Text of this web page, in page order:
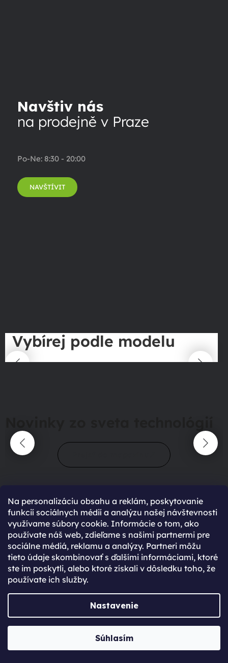
Na personalizáciu obsahu a reklám, poskytovanie
funkcií sociálnych médií a analýzu našej návštevnosti
využívame súbory cookie. Informácie o tom, ako
používate náš web, zdieľame s našimi partnermi pre
sociálne médiá, reklamu a analýzy. Partneri môžu
tieto údaje skombinovať s ďalšími informáciami, ktoré
ste im poskytli, alebo ktoré získali v dôsledku toho, že
používate ich služby.
Nastavenie
Súhlasím
Navštiv nás
na prodejně v Praze
Po-Ne: 8:30 - 20:00
NAVŠTÍVIT
Vybírej podle modelu
90 % spokojení zákazníci
428 hodnocení
maximální spokojenost